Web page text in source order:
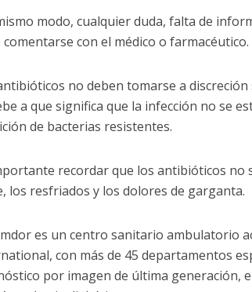
modo, cualquier duda, falta de
comentarse con el médico o farmacéutico.
no deben tomarse a
a que significa que la infección no se
de bacterias resistentes.
recordar que los antibióticos no
los resfriados y los dolores de garganta.
es un centro sanitario ambulatorio
con más de 45 departamentos
por imagen de última generación,